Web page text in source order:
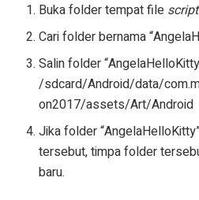
Buka folder tempat file script
Cari folder bernama
Salin folder
/sdcard/Android/data/
on2017/assets/Art/Android
Jika folder
tersebut, timpa folder
baru.